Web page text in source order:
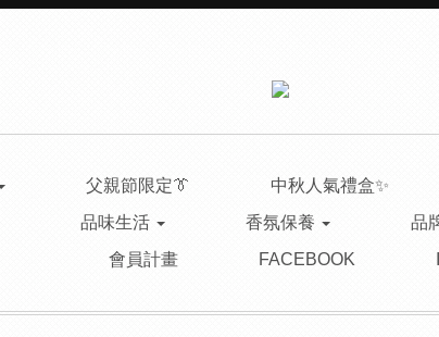
父親節限定👔 中秋人氣禮盒✨
品味生活 香氛保養 品
會員計畫
FACEBOOK